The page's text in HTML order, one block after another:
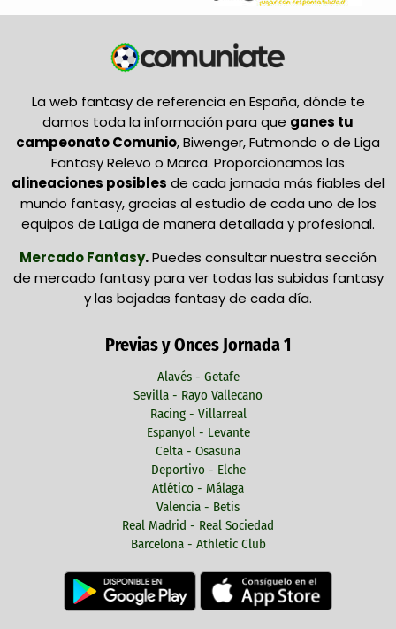
La web fantasy de referencia en España, dónde te
damos toda la información para que ganes tu
campeonato Comunio, Biwenger, Futmondo o de Liga
Fantasy Relevo o Marca. Proporcionamos las
alineaciones posibles de cada jornada más fiables del
mundo fantasy, gracias al estudio de cada uno de los
equipos de LaLiga de manera detallada y profesional.
Mercado Fantasy.Puedes consultar nuestra sección
de mercado fantasy para ver todas las subidas fantasy
y las bajadas fantasy de cada día.
Previas y Onces Jornada 1
Alavés - Getafe
Sevilla - Rayo Vallecano
Racing - Villarreal
Espanyol - Levante
Celta - Osasuna
Deportivo - Elche
Atlético - Málaga
Valencia - Betis
Real Madrid - Real Sociedad
Barcelona - Athletic Club